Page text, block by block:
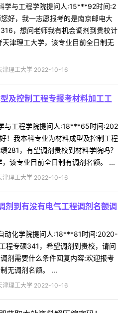
学与工程学院提问人:15***92时间:2
好，我一志愿报考的是南京邮电大
，想问老师我有机会调剂到贵校计
津理工大学，该专业目前全日制无
津理工大学 2022-10-16
及控制工程专报考材料加工工
与工程学院提问人:18***65时间:202
！我本科专业为材料成型及控制工程
281，有望调剂贵校到材料学院吗？
该专业目前全日制有调剂名额。 ...
津理工大学 2022-10-16
剂到有没有电气工程调剂名额调
动化学院提问人:18***81时间:2020-
程专硕341，希望调剂到贵校，请问
剂需要什么条件回复内容:欢迎报考
无调剂名额。 ...
津理工大学 2022-10-16